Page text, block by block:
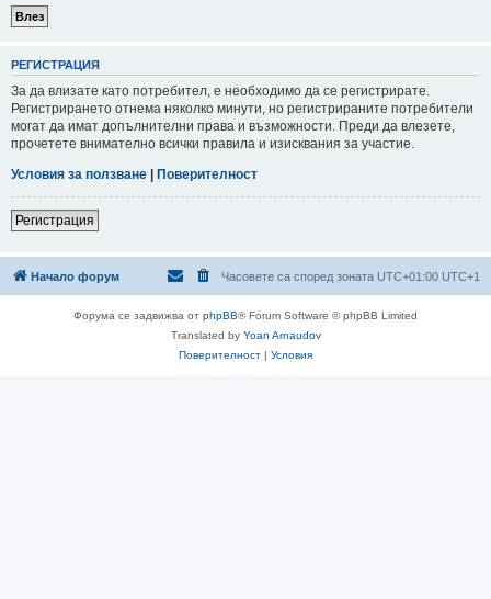
РЕГИСТРАЦИЯ
За да влизате като потребител, е необходимо да се регистрирате.
Регистрирането отнема няколко минути, но регистрираните потребители
могат да имат допълнителни права и възможности. Преди да влезете,
прочетете внимателно всички правила и изисквания за участие.
Условия за ползване | Поверителност
Регистрация
Начало форум Часовете са според зоната UTC+01:00 UTC+1
Форума се задвижва от phpBB® Forum Software © phpBB Limited
Translated by Yoan Arnaudov
Поверителност | Условия